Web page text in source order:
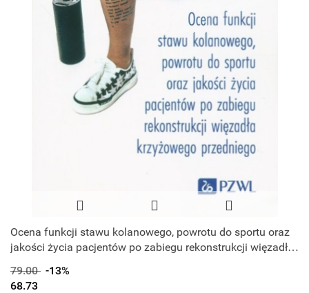
Ocena funkcji stawu kolanowego, powrotu do sportu oraz
jakości życia pacjentów po zabiegu rekonstrukcji więzadła
79.00 -13%
68.73